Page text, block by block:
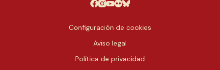
Configuración de cookies
Aviso legal
Política de privacidad